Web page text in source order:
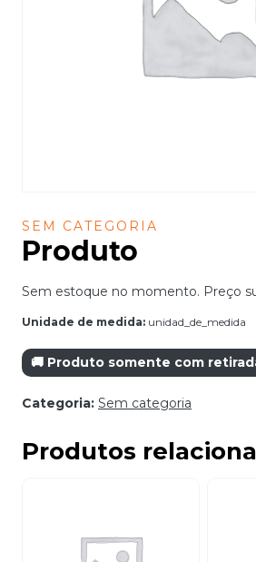
SEM CATEGORIA
Produto
Sem estoque no momento. Preço
Unidade de medida: unidad_de_medida
🚚 Produto somente com
Categoria: Sem categoria
Produtos